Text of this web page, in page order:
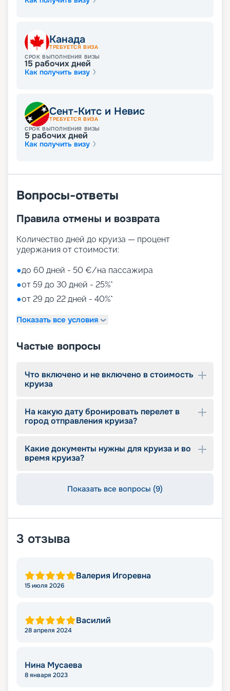
Канада
ТРЕБУЕТСЯ ВИЗА
СРОК ВЫПОЛНЕНИЯ ВИЗЫ
15 рабочих дней
Как получить визу
Сент-Китс и Невис
ТРЕБУЕТСЯ ВИЗА
СРОК ВЫПОЛНЕНИЯ ВИЗЫ
5 рабочих дней
Как получить визу
Вопросы-ответы
Правила отмены и возврата
Количество дней до круиза — процент
удержания от стоимости:
●до 60 дней - 50 €/на пассажира
●от 59 до 30 дней - 25%*
●от 29 до 22 дней - 40%*
Показать все условия
Частые вопросы
Что включено и не включено в стоимость
круиза
На какую дату бронировать перелет в
город отправления круиза?
Какие документы нужны для круиза и во
время круиза?
Показать все вопросы (9)
3 отзыва
Валерия Игоревна
15 июля 2026
Василий
28 апреля 2024
Нина Мусаева
8 января 2023